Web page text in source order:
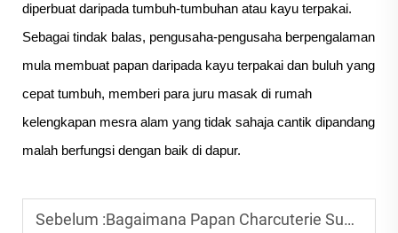
diperbuat daripada tumbuh-tumbuhan atau kayu terpakai.
Sebagai tindak balas, pengusaha-pengusaha berpengalaman
mula membuat papan daripada kayu terpakai dan buluh yang
cepat tumbuh, memberi para juru masak di rumah
kelengkapan mesra alam yang tidak sahaja cantik dipandang
malah berfungsi dengan baik di dapur.
Sebelum :Bagaimana Papan Charcuterie Suai Taraf Pengalaman Makan Anda